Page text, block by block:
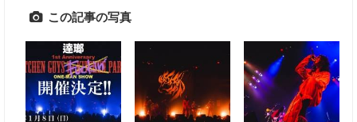
この記事の写真